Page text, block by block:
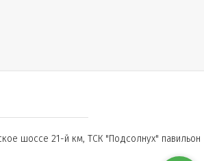
шоссе 21-й км, ТСК "Подсолнух" павильон